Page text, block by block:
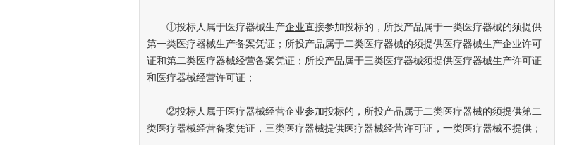
①投标人属于医疗器械生产企业直接参加投标的，所投产品属于一类医疗器械的须提供
第一类医疗器械生产备案凭证；所投产品属于二类医疗器械的须提供医疗器械生产企业许可
证和第二类医疗器械经营备案凭证；所投产品属于三类医疗器械须提供医疗器械生产许可证
和医疗器械经营许可证；
②投标人属于医疗器械经营企业参加投标的，所投产品属于二类医疗器械的须提供第二
类医疗器械经营备案凭证，三类医疗器械提供医疗器械经营许可证，一类医疗器械不提供；